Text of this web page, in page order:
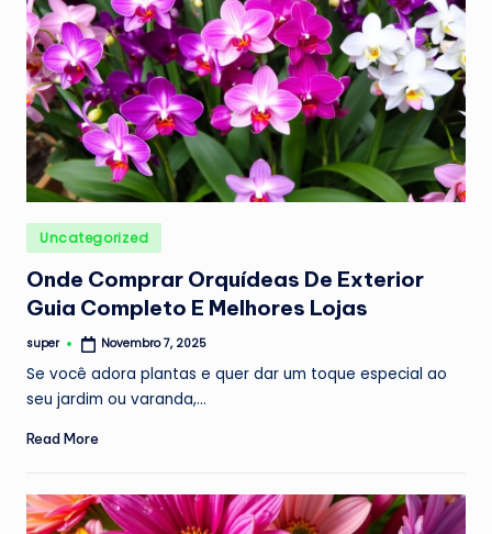
Posted
in
Uncategorized
Onde Comprar Orquídeas De Exterior
Guia Completo E Melhores Lojas
Posted
super Novembro 7, 2025
Se você adora plantas e quer dar um toque especial ao
seu jardim ou varanda,…
Read More